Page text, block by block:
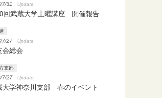
7/31 Update
回武蔵大学土曜講座 開催報告
7/27 Update
会総会
支部
7/27 Update
大学神奈川支部 春のイベント